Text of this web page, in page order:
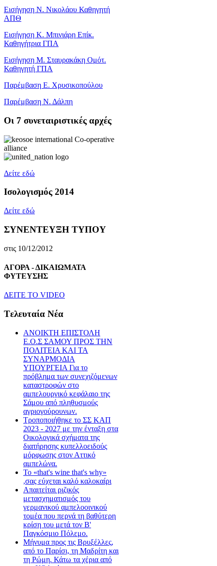
Εισήγηση Ν. Νικολάου Καθηγητή
ΑΠΘ
Εισήγηση Κ. Μπινιάρη Επίκ.
Καθηγήτρια ΓΠΑ
Εισήγηση Μ. Σταυρακάκη Ομότ.
Καθηγητή ΓΠΑ
Παρέμβαση Ε. Χρυσικοπούλου
Παρέμβαση Ν. Δάλπη
Oι 7 συνεταιριστικές αρχές
Δείτε εδώ
Ισολογισμός 2014
Δείτε εδώ
ΣΥΝΕΝΤΕΥΞΗ ΤΥΠΟΥ
στις 10/12/2012
ΑΓΟΡΑ - ΔΙΚΑΙΩΜΑΤΑ
ΦΥΤΕΥΣΗΣ
ΔEITE TO VIDEO
Tελευταία Nέα
ΑΝΟΙΚΤΗ ΕΠΙΣΤΟΛΗ
Ε.Ο.Σ ΣΑΜΟΥ ΠΡΟΣ ΤΗΝ
ΠΟΛΙΤΕΙΑ ΚΑΙ ΤΑ
ΣΥΝΑΡΜΟΔΙΑ
ΥΠΟΥΡΓΕΙΑ Για το
πρόβλημα των συνεχιζόμενων
καταστροφών στο
αμπελουργικό κεφάλαιο της
Σάμου από πληθυσμούς
αγριογούρουνων.
Τροποποιήθηκε το ΣΣ ΚΑΠ
2023 - 2027 με την ένταξη στα
Οικολογικά σχήματα της
διατήρησης κυπελλοειδούς
μόρφωσης στον Αττικό
αμπελώνα.
Το «that's wine that's why»
,σας εύχεται καλό καλοκαίρι
Απαιτείται ριζικός
μετασχηματισμός του
γερμανικού αμπελοοινικού
τομέα που περνά τη βαθύτερη
κρίση του μετά τον Β'
Παγκόσμιο Πόλεμο.
Μήνυμα προς τις Βρυξέλλες,
από το Παρίσι, τη Μαδρίτη και
τη Ρώμη. Κάτω τα χέρια από